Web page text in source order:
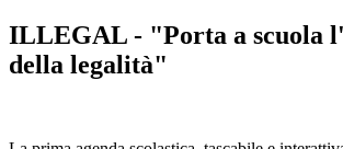
ILLEGAL - "Porta a scuola
della legalità"